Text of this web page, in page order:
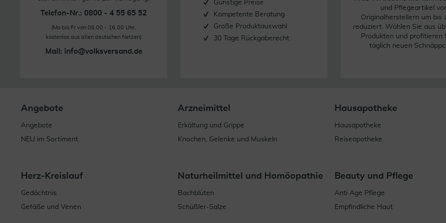
Telefon-Nr.: 0800 - 4 55 65 52
(Mo bis Fr von 08.00 - 16.00 Uhr,
kostenlos aus allen deutschen Netzen)
Mail: info@volksversand.de
Günstige Preise
Kompetente Beratung
Große Produktauswahl
30 Tage Rückgaberecht
und Pflegeartikel
Originalherstellern um bis
reduziert. Wählen Sie aus
Produkten und profitieren
täglich neuen
Angebote
Angebote
NEU im Sortiment
Arzneimittel
Erkältung und Grippe
Knochen, Gelenke und Muskeln
Hausapotheke
Hausapotheke
Reiseapotheke
Herz-Kreislauf
Gedächtnis
Gefäße und Venen
Naturheilmittel und Homöopathie
Bachblüten
Schüßler-Salze
Beauty und Pflege
Anti Age Pflege
Empfindliche Haut